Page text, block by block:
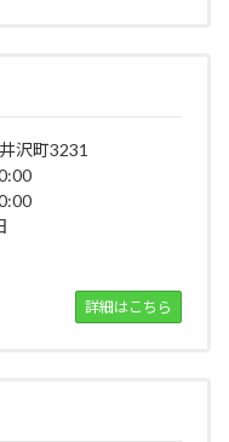
沢町3231
詳細はこちら